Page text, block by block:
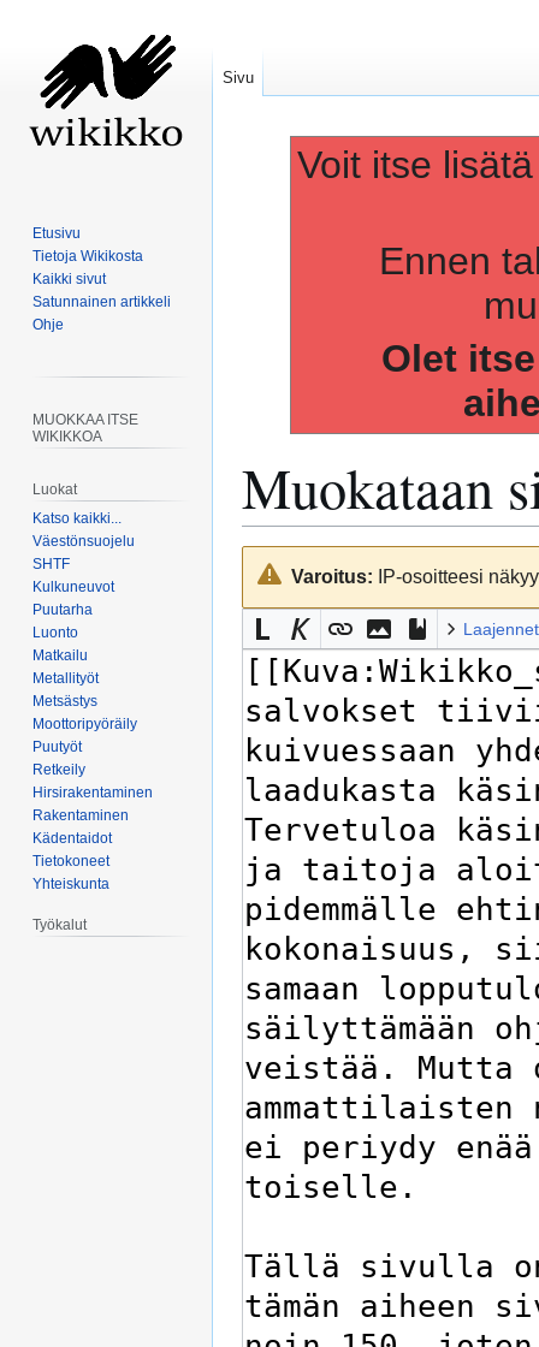
Voit itse
Ennen
Olet
Muokataan
Siirry
navigaatioon
Siirry
hakuunVaroitus: IP-osoitteesi
Sivu
Etusivu
Tietoja Wikikosta
Kaikki sivut
Satunnainen artikkeli
Ohje
MUOKKAA ITSE
WIKIKKOA
Luokat
Katso kaikki...
Väestönsuojelu
SHTF
Kulkuneuvot
Puutarha
Luonto
Matkailu
Metallityöt
Metsästys
Moottoripyöräily
Puutyöt
Retkeily
Hirsirakentaminen
Rakentaminen
Kädentaidot
Tietokoneet
Yhteiskunta
Työkalut